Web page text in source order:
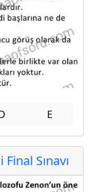
E
Sınavı